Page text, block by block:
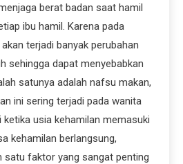
berat badan saat hamil
ibu hamil. Karena pada
terjadi banyak perubahan
sehingga dapat menyebabkan
satunya adalah nafsu makan,
ini sering terjadi pada wanita
ketika usia kehamilan memasuki
kehamilan berlangsung,
satu faktor yang sangat penting